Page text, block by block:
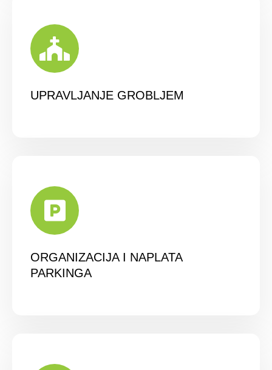
UPRAVLJANJE GROBLJEM
ORGANIZACIJA I NAPLATA
PARKINGA